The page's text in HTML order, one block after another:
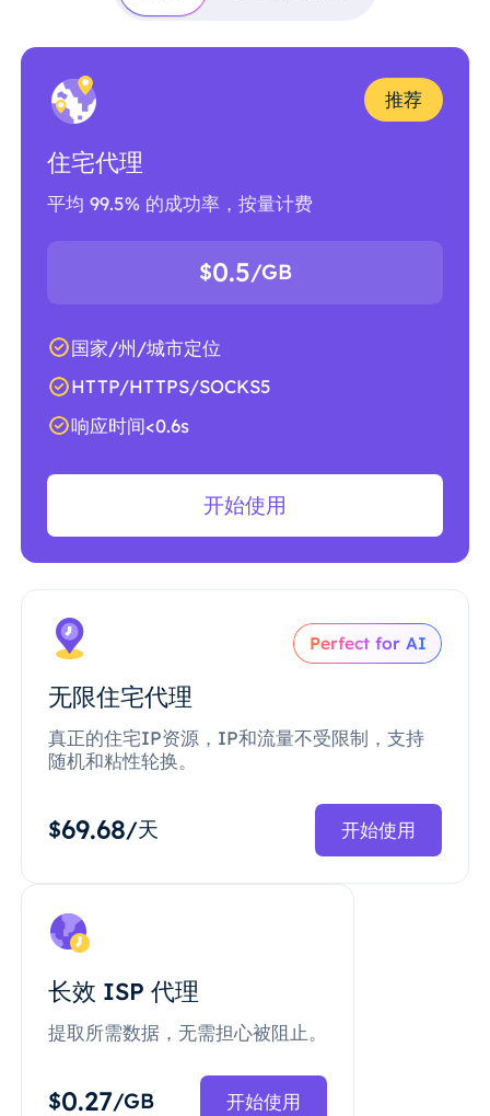
推荐
住宅代理
平均 99.5% 的成功率，按量计费
$0.5/GB
国家/州/城市定位
HTTP/HTTPS/SOCKS5
响应时间<0.6s
开始使用
Perfect for AI
无限住宅代理
真正的住宅IP资源，IP和流量不受限制，支持
随机和粘性轮换。
$69.68/天 开始使用
长效 ISP 代理
提取所需数据，无需担心被阻止。
$0.27/GB 开始使用